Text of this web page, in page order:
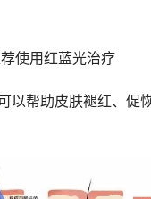
使用红蓝光治疗
以帮助皮肤褪红、促